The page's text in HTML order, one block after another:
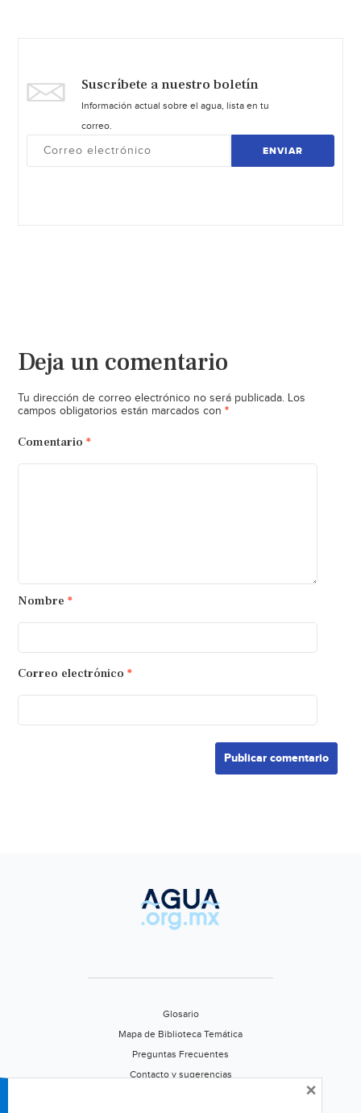
Suscríbete a nuestro boletín
Información actual sobre el agua, lista en tu
correo.
ENVIAR
Deja un comentario
Tu dirección de correo electrónico no será publicada. Los
campos obligatorios están marcados con *
Comentario *
Nombre *
Correo electrónico *
Glosario
Mapa de Biblioteca Temática
Preguntas Frecuentes
Contacto y sugerencias
×